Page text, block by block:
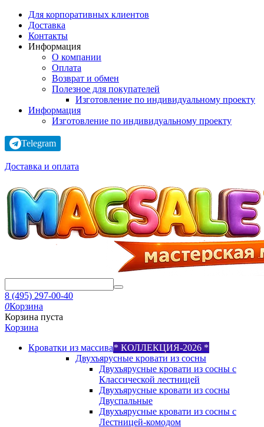
Для корпоративных клиентов
Доставка
Контакты
Информация
О компании
Оплата
Возврат и обмен
Полезное для покупателей
Изготовление по индивидуальному проекту
Информация
Изготовление по индивидуальному проекту
Telegram
Доставка и оплата
8 (495) 297-00-40
0Корзина
Корзина пуста
Корзина
Кроватки из массива* КОЛЛЕКЦИЯ-2026 *
Двухъярусные кровати из сосны
Двухъярусные кровати из сосны с
Классической лестницей
Двухъярусные кровати из сосны
Двуспальные
Двухъярусные кровати из сосны с
Лестницей-комодом